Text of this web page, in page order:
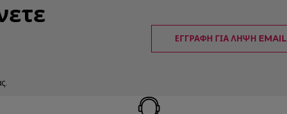
ΕΓΓΡΑΦΉ ΓΙΑ ΛΉΨΗ EMAIL